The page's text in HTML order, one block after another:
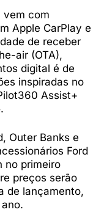
vem com
Apple CarPlay e
de receber
air (OTA),
digital é de
inspiradas no
Assist+
Outer Banks e
Ford
no primeiro
preços serão
de lançamento,